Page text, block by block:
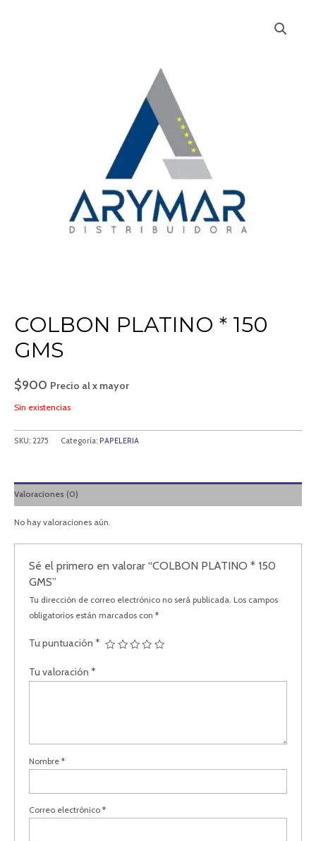
COLBON PLATINO * 150
GMS
$900 Precio al x mayor
Sin existencias
SKU: 2275 Categoría: PAPELERIA
Valoraciones (0)
No hay valoraciones aún.
Sé el primero en valorar “COLBON PLATINO * 150
GMS”
Tu dirección de correo electrónico no será publicada. Los campos
obligatorios están marcados con*
Tu puntuación*
Tu valoración*
Nombre*
Correo electrónico*